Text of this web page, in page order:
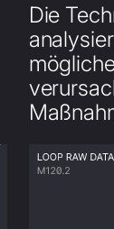
Die